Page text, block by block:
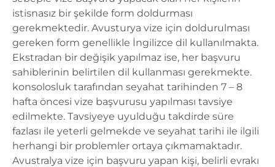
istisnasız bir şekilde form doldurması
gerekmektedir. Avusturya vize için doldurulması
gereken form genellikle İngilizce dil kullanılmakta.
Ekstradan bir değişik yapılmaz ise, her başvuru
sahiblerinin belirtilen dil kullanması gerekmekte.
konsolosluk tarafından seyahat tarihinden 7 – 8
hafta öncesi vize başvurusu yapılması tavsiye
edilmekte. Tavsiyeye uyulduğu takdirde süre
fazlası ile yeterli gelmekde ve seyahat tarihi ile ilgili
herhangi bir problemler ortaya çıkmamaktadır.
Avustralya vize için başvuru yapan kişi, belirli evrakı